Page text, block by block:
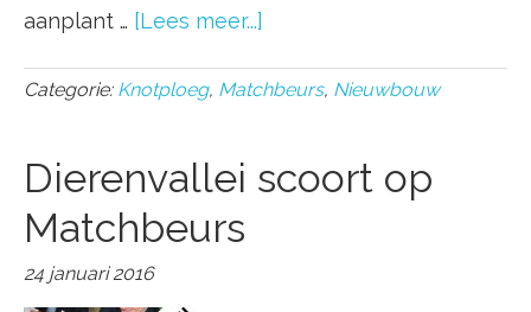
aanplant … [Lees meer...]
Categorie: Knotploeg, Matchbeurs, Nieuwbouw
Dierenvallei scoort op
Matchbeurs
24 januari 2016